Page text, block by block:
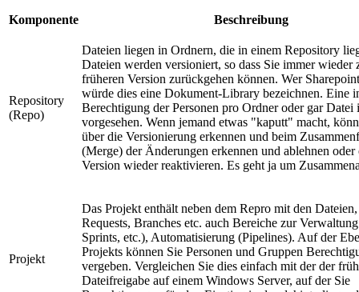
Komponente Beschreibung
Repository
(Repo)
Dateien liegen in Ordnern, die in einem Repository
Dateien werden versioniert, so dass Sie immer wieder
früheren Version zurückgehen können. Wer
würde dies eine Dokument-Library bezeichnen. Eine
Berechtigung der Personen pro Ordner oder gar Datei
vorgesehen. Wenn jemand etwas "kaputt" macht,
über die Versionierung erkennen und beim
(Merge) der Änderungen erkennen und ablehnen oder
Version wieder reaktivieren. Es geht ja um
Projekt
Das Projekt enthält neben dem Repro mit den
Requests, Branches etc. auch Bereiche zur
Sprints, etc.), Automatisierung (Pipelines). Auf der
Projekts können Sie Personen und Gruppen
vergeben. Vergleichen Sie dies einfach mit der der
Dateifreigabe auf einem Windows Server, auf der Sie